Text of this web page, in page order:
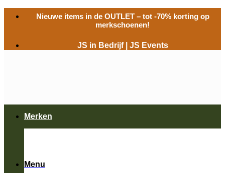
naar
Nieuwe items in de OUTLET– tot -70% korting op
merkschoenen!
JS in Bedrijf JS Events
Menu
Merken